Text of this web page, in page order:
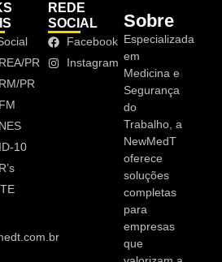
PR
PR
10
REDE
SOCIAL
Facebook
Instagram
Sobre
Especializada
em
Medicina e
Segurança
do
Trabalho, a
NewMedT
oferece
soluções
completas
para
empresas
que